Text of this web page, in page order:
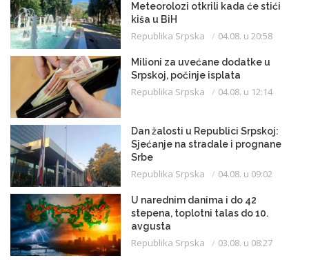
Meteorolozi otkrili kada će stići
kiša u BiH
Republika Srpska 04.08. u 20:58
Milioni za uvećane dodatke u
Srpskoj, počinje isplata
Republika Srpska 04.08. u 12:14
Dan žalosti u Republici Srpskoj:
Sjećanje na stradale i prognane
Srbe
Republika Srpska 04.08. u 09:02
U narednim danima i do 42
stepena, toplotni talas do 10.
avgusta
Republika Srpska 03.08. u 08:27